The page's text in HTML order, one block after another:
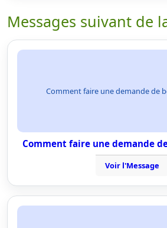
Messages suivant de
Comment faire une demande de
Comment faire une demande
Voir l'Message